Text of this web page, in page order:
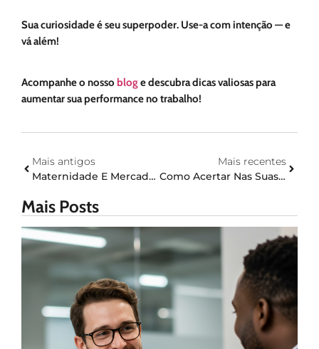
Sua curiosidade é seu superpoder. Use-a com intenção — e
vá além!
Acompanhe o nosso bloge descubra dicas valiosas para
aumentar sua performance no trabalho!
Mais antigos
Maternidade E Mercado De Trabalho
Mais recentes
Como Acertar Nas Suas Estratégias De Sourcing
Mais Posts